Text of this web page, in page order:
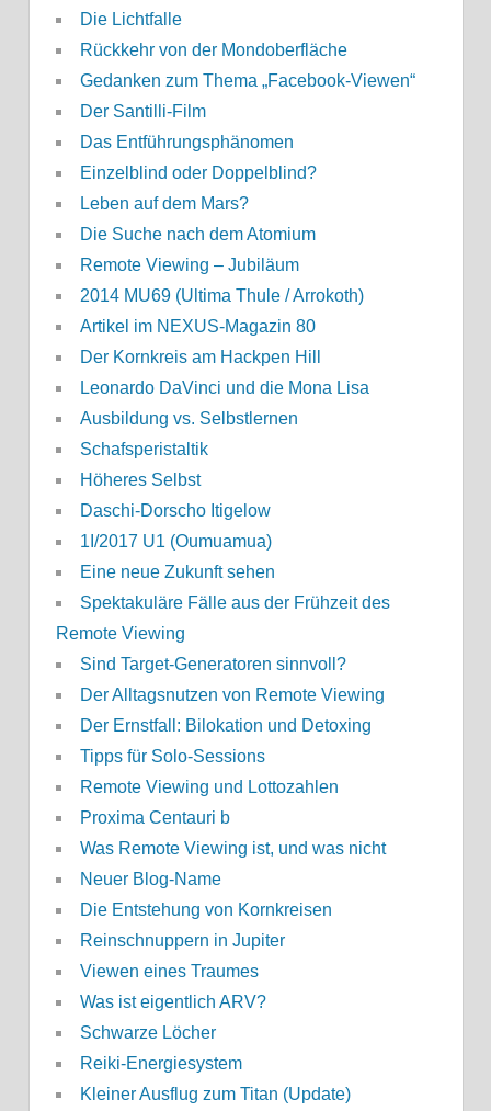
Die Lichtfalle
Rückkehr von der Mondoberfläche
Gedanken zum Thema „Facebook-Viewen“
Der Santilli-Film
Das Entführungsphänomen
Einzelblind oder Doppelblind?
Leben auf dem Mars?
Die Suche nach dem Atomium
Remote Viewing – Jubiläum
2014 MU69 (Ultima Thule / Arrokoth)
Artikel im NEXUS-Magazin 80
Der Kornkreis am Hackpen Hill
Leonardo DaVinci und die Mona Lisa
Ausbildung vs. Selbstlernen
Schafsperistaltik
Höheres Selbst
Daschi-Dorscho Itigelow
1I/2017 U1 (Oumuamua)
Eine neue Zukunft sehen
Spektakuläre Fälle aus der Frühzeit des
Remote Viewing
Sind Target-Generatoren sinnvoll?
Der Alltagsnutzen von Remote Viewing
Der Ernstfall: Bilokation und Detoxing
Tipps für Solo-Sessions
Remote Viewing und Lottozahlen
Proxima Centauri b
Was Remote Viewing ist, und was nicht
Neuer Blog-Name
Die Entstehung von Kornkreisen
Reinschnuppern in Jupiter
Viewen eines Traumes
Was ist eigentlich ARV?
Schwarze Löcher
Reiki-Energiesystem
Kleiner Ausflug zum Titan (Update)